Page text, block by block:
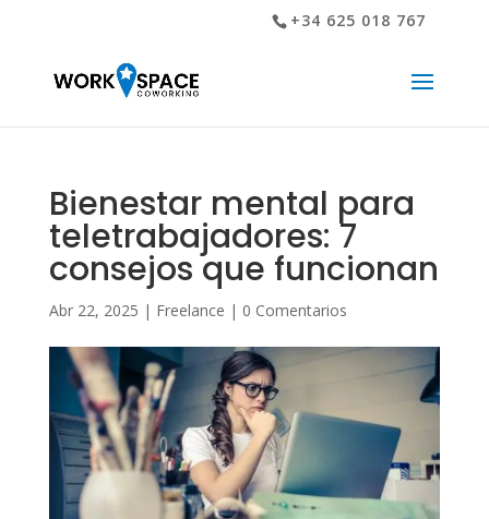
+34 625 018 767
Bienestar mental para
teletrabajadores: 7
consejos que funcionan
Abr 22, 2025 | Freelance | 0 Comentarios